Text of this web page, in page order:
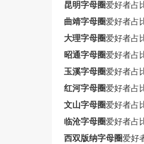
昆明字母圈爱好者占
曲靖字母圈爱好者占
大理字母圈爱好者占
昭通字母圈爱好者占
玉溪字母圈爱好者占
红河字母圈爱好者占
文山字母圈爱好者占
临沧字母圈爱好者占
西双版纳字母圈爱好